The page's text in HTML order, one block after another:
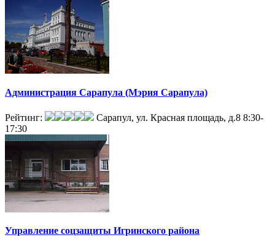
Администрация Сарапула (Мэрия Сарапула)
Рейтинг: Сарапул, ул. Красная площадь, д.8 8:30-
17:30
Управление соцзащиты Игринского района